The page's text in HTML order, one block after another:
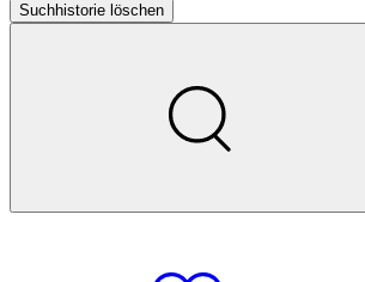
Suchhistorie löschen